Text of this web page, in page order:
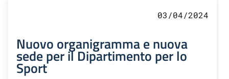
03/04/2024
Nuovo organigramma e nuova
sede per il Dipartimento per lo
Sport